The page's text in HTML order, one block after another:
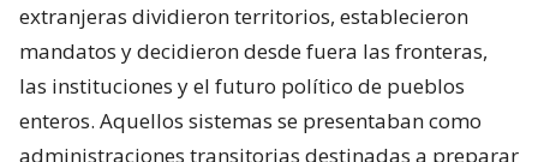
extranjeras dividieron territorios, establecieron
mandatos y decidieron desde fuera las fronteras,
las instituciones y el futuro político de pueblos
enteros. Aquellos sistemas se presentaban como
administraciones transitorias destinadas a preparar